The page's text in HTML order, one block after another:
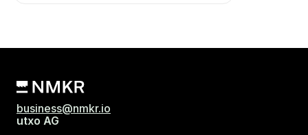
business@nmkr.io
utxo AG